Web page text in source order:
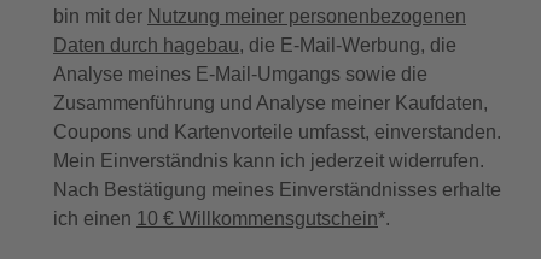
bin mit der Nutzung meiner personenbezogenen
Daten durch hagebau, die E-Mail-Werbung, die
Analyse meines E-Mail-Umgangs sowie die
Zusammenführung und Analyse meiner Kaufdaten,
Coupons und Kartenvorteile umfasst, einverstanden.
Mein Einverständnis kann ich jederzeit widerrufen.
Nach Bestätigung meines Einverständnisses erhalte
ich einen 10 € Willkommensgutschein*.